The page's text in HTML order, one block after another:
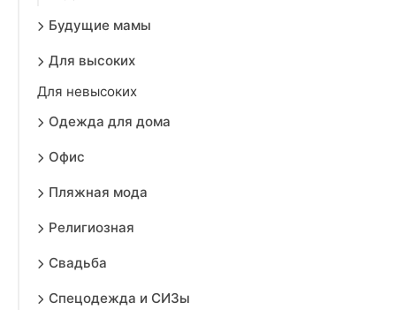
Будущие мамы
Для высоких
Для невысоких
Одежда для дома
Офис
Пляжная мода
Религиозная
Свадьба
Спецодежда и СИЗы